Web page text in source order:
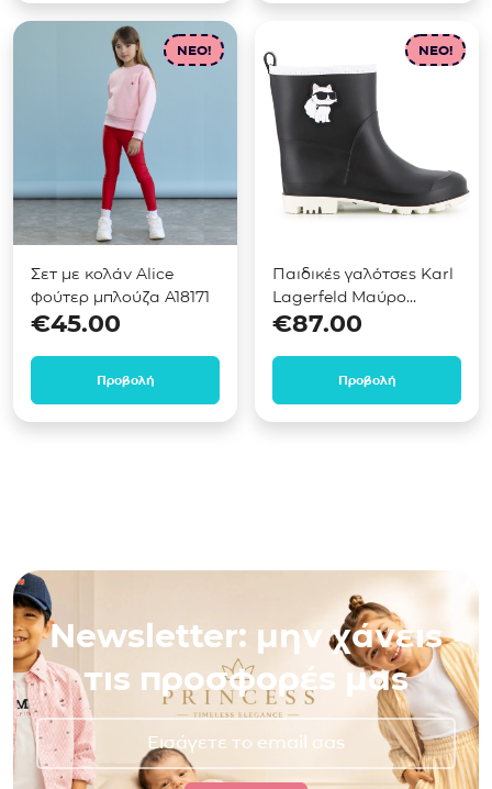
NEO!
Σετ με κολάν Alice
φούτερ μπλούζα A18171
€45.00
Προβολή
NEO!
Παιδικές γαλότσες Karl
Lagerfeld Μαύρο
Z31406
€87.00
Προβολή
Newsletter: μην χάνεις
τις προσφορές μας